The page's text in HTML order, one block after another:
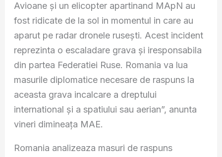
Avioane şi un elicopter apartinand MApN au
fost ridicate de la sol in momentul in care au
aparut pe radar dronele ruseşti. Acest incident
reprezinta o escaladare grava şi iresponsabila
din partea Federatiei Ruse. Romania va lua
masurile diplomatice necesare de raspuns la
aceasta grava incalcare a dreptului
international şi a spatiului sau aerian”, anunta
vineri dimineaţa MAE.
Romania analizeaza masuri de raspuns